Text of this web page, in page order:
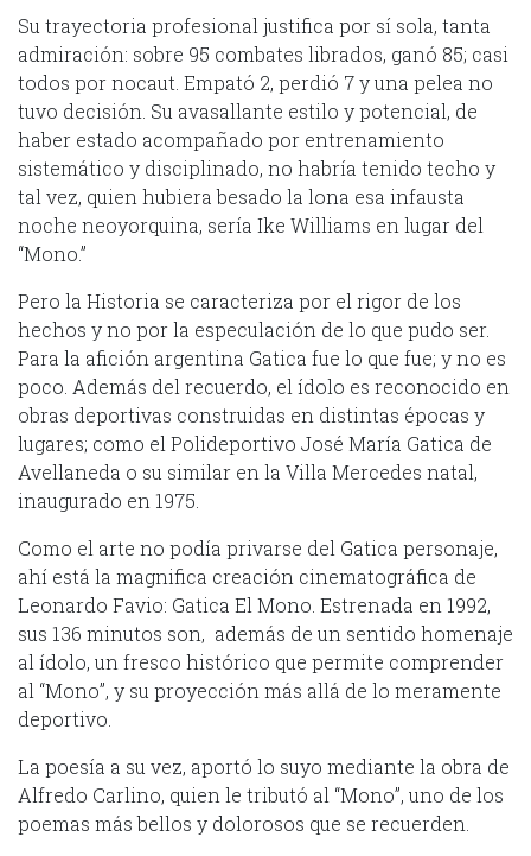
Su trayectoria profesional justifica por sí sola, tanta
admiración: sobre 95 combates librados, ganó 85; casi
todos por nocaut. Empató 2, perdió 7 y una pelea no
tuvo decisión. Su avasallante estilo y potencial, de
haber estado acompañado por entrenamiento
sistemático y disciplinado, no habría tenido techo y
tal vez, quien hubiera besado la lona esa infausta
noche neoyorquina, sería Ike Williams en lugar del
“Mono.”
Pero la Historia se caracteriza por el rigor de los
hechos y no por la especulación de lo que pudo ser.
Para la afición argentina Gatica fue lo que fue; y no es
poco. Además del recuerdo, el ídolo es reconocido en
obras deportivas construidas en distintas épocas y
lugares; como el Polideportivo José María Gatica de
Avellaneda o su similar en la Villa Mercedes natal,
inaugurado en 1975.
Como el arte no podía privarse del Gatica personaje,
ahí está la magnifica creación cinematográfica de
Leonardo Favio: Gatica El Mono. Estrenada en 1992,
sus 136 minutos son, además de un sentido homenaje
al ídolo, un fresco histórico que permite comprender
al “Mono”, y su proyección más allá de lo meramente
deportivo.
La poesía a su vez, aportó lo suyo mediante la obra de
Alfredo Carlino, quien le tributó al “Mono”, uno de los
poemas más bellos y dolorosos que se recuerden.